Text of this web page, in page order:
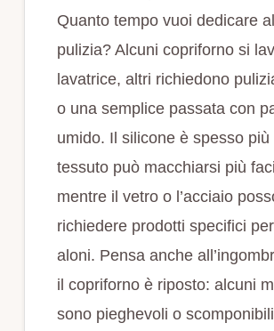
Quanto tempo vuoi dedicare
pulizia? Alcuni copriforno si
lavatrice, altri richiedono
o una semplice passata con
umido. Il silicone è spesso più
tessuto può macchiarsi più
mentre il vetro o l’acciaio
richiedere prodotti specifici
aloni. Pensa anche
il copriforno è riposto: alcuni
sono pieghevoli o